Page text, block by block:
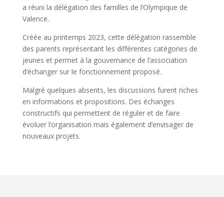
a réuni la délégation des familles de l’Olympique de
Valence.
Créée au printemps 2023, cette délégation rassemble
des parents représentant les différentes catégories de
jeunes et permet à la gouvernance de l’association
d’échanger sur le fonctionnement proposé.
Malgré quelques absents, les discussions furent riches
en informations et propositions. Des échanges
constructifs qui permettent de réguler et de faire
évoluer l’organisation mais également d’envisager de
nouveaux projets.